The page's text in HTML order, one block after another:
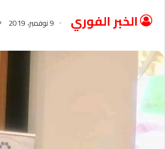
الخبر الفوري 9 نوفمبر، 2019